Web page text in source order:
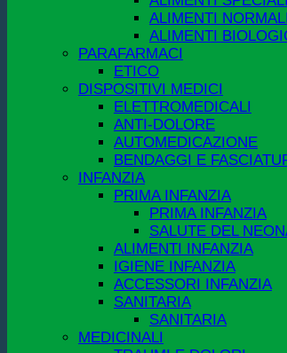
ALIMENTI
ALIMENTI
PARAFARMACI
ETICO
DISPOSITIVI MEDICI
ELETTROMEDICALI
ANTI-DOLORE
AUTOMEDICAZIONE
BENDAGGI E
INFANZIA
PRIMA INFANZIA
PRIMA INFANZIA
SALUTE DEL
ALIMENTI INFANZIA
IGIENE INFANZIA
ACCESSORI INFANZIA
SANITARIA
SANITARIA
MEDICINALI